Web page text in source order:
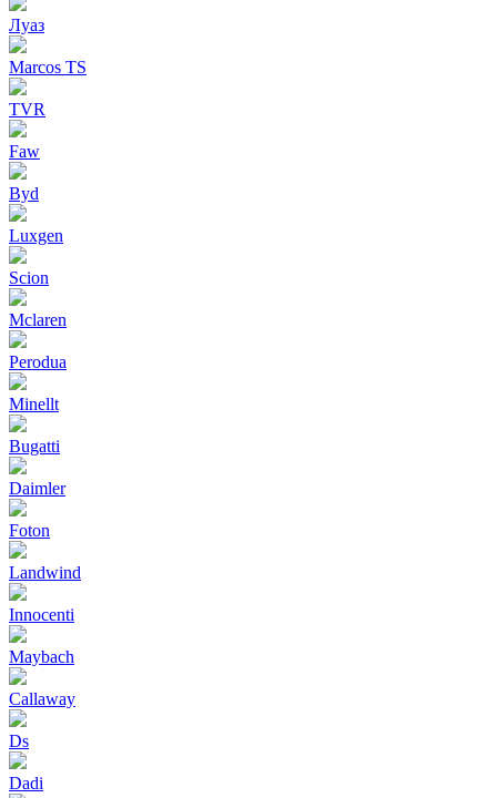
Луаз
Marcos TS
TVR
Faw
Byd
Luxgen
Scion
Mclaren
Perodua
Minellt
Bugatti
Daimler
Foton
Landwind
Innocenti
Maybach
Callaway
Ds
Dadi